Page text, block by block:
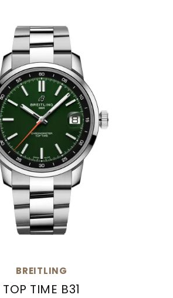
BREITLING
TOP TIME B31